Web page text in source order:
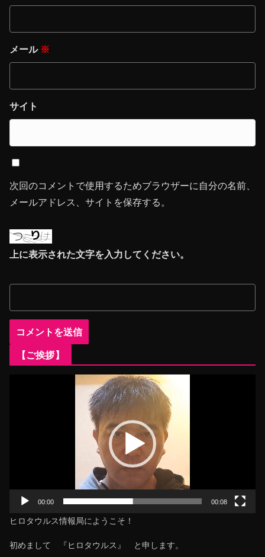
メール ※
サイト
次回のコメントで使用するためブラウザーに自分の名前、
メールアドレス、サイトを保存する。
上に表示された文字を入力してください。
【ご挨拶】
00:00 00:08
ヒロタウルス情報局にようこそ！
初めまして 『ヒロタウルス』 と申します。